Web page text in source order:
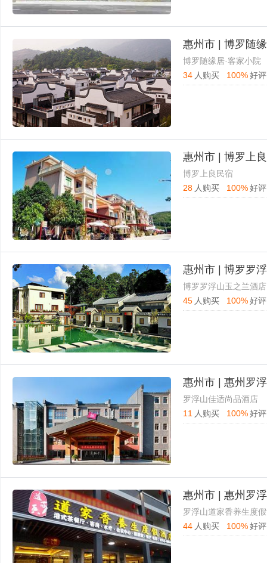
惠州市 | 博罗随
博罗随缘居·客家小院
34 人购买 100%好评
惠州市 | 博罗上
博罗上良民宿
28 人购买 100%好评
惠州市 | 博罗罗
博罗罗浮山玉之兰酒店
45 人购买 100%好评
惠州市 | 惠州罗
罗浮山佳适尚品酒店
11 人购买 100%好评
惠州市 | 惠州罗
罗浮山道家香养生度
44 人购买 100%好评